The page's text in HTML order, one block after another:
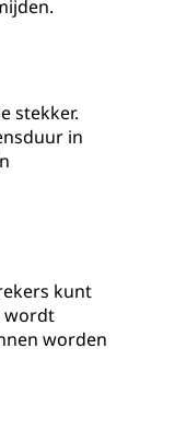
stekker.
in
kunt
wordt
worden